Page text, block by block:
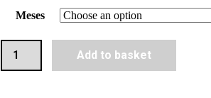
Meses
Add to basket